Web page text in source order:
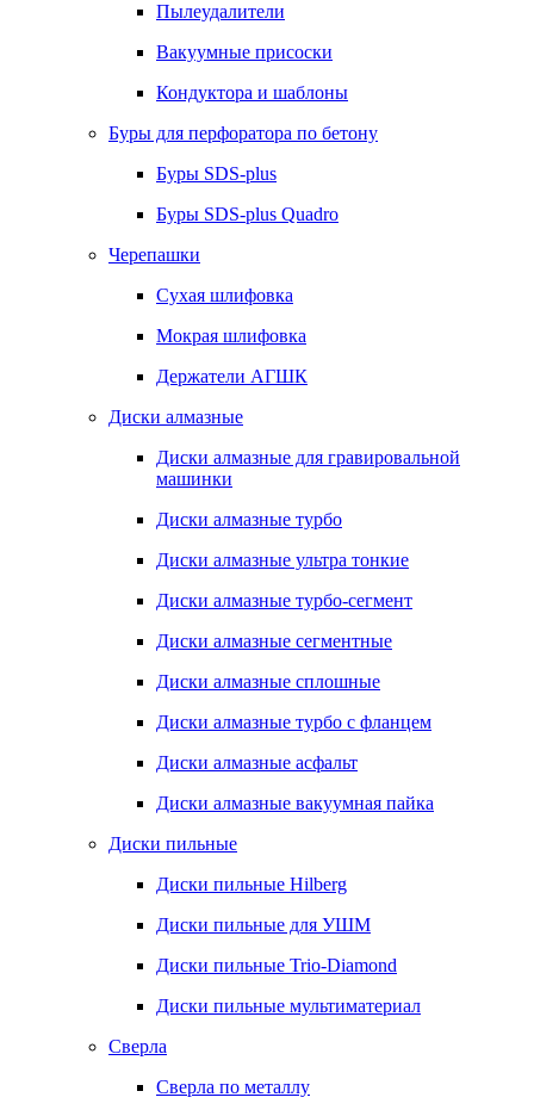
Пылеудалители
Вакуумные присоски
Кондуктора и шаблоны
Буры для перфоратора по бетону
Буры SDS-plus
Буры SDS-plus Quadro
Черепашки
Сухая шлифовка
Мокрая шлифовка
Держатели АГШК
Диски алмазные
Диски алмазные для гравировальной
машинки
Диски алмазные турбо
Диски алмазные ультра тонкие
Диски алмазные турбо-сегмент
Диски алмазные сегментные
Диски алмазные сплошные
Диски алмазные турбо с фланцем
Диски алмазные асфальт
Диски алмазные вакуумная пайка
Диски пильные
Диски пильные Hilberg
Диски пильные для УШМ
Диски пильные Trio-Diamond
Диски пильные мультиматериал
Сверла
Сверла по металлу